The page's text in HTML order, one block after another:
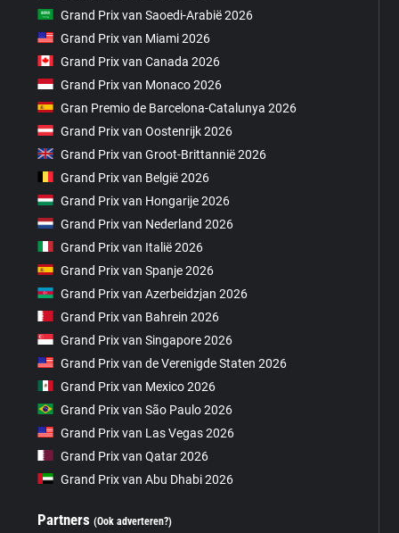
Grand Prix van Saoedi-Arabië 2026
Grand Prix van Miami 2026
Grand Prix van Canada 2026
Grand Prix van Monaco 2026
Gran Premio de Barcelona-Catalunya 2026
Grand Prix van Oostenrijk 2026
Grand Prix van Groot-Brittannië 2026
Grand Prix van België 2026
Grand Prix van Hongarije 2026
Grand Prix van Nederland 2026
Grand Prix van Italië 2026
Grand Prix van Spanje 2026
Grand Prix van Azerbeidzjan 2026
Grand Prix van Bahrein 2026
Grand Prix van Singapore 2026
Grand Prix van de Verenigde Staten 2026
Grand Prix van Mexico 2026
Grand Prix van São Paulo 2026
Grand Prix van Las Vegas 2026
Grand Prix van Qatar 2026
Grand Prix van Abu Dhabi 2026
Partners(Ook adverteren?)